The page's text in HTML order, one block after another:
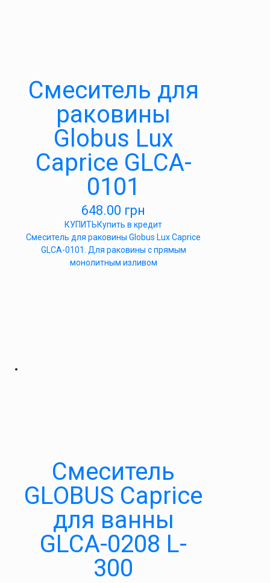
Смеситель для
раковины
Globus Lux
Caprice GLCA-
0101
648.00 грн
КУПИТЬКупить в кредит
Смеситель для раковины Globus Lux Caprice
GLCA-0101. Для раковины с прямым
монолитным изливом
Cмеситель
GLOBUS Caprice
для ванны
GLCA-0208 L-
300